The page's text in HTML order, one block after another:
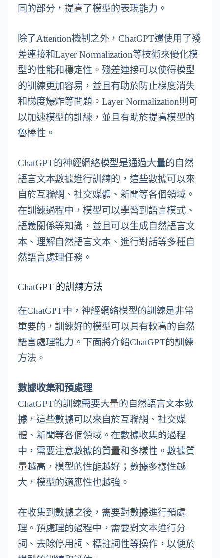
同的部分，提高了模型的表現能力。
除了Attention機制之外，ChatGPT還使用了殘
差連接和Layer Normalization等技術來優化模
型的性能和穩定性。殘差連接可以使得模型
的訓練更加容易，並且有助於防止梯度消失
和梯度爆炸等問題。Layer Normalization則可
以加速模型的訓練，並且有助於提高模型的
魯棒性。
ChatGPT的神經網絡模型是通過大量的自然
語言文本數據進行訓練的，這些數據可以來
自於互聯網、社交媒體、新聞等各個領域。
在訓練過程中，模型可以學習到語言模式、
語義關係等知識，並且可以生成自然語言文
本、理解自然語言文本、進行對話等多種自
然語言處理任務。
ChatGPT 的訓練方法
在ChatGPT中，神經網絡模型的訓練是非常
重要的，訓練好的模型可以具有較高的自然
語言處理能力。下面將介紹ChatGPT的訓練
方法。
數據收集和預處理
ChatGPT的訓練需要大量的自然語言文本數
據，這些數據可以來自於互聯網、社交媒
體、新聞等各個領域。在數據收集的過程
中，需要注意數據的質量和多樣性。數據質
量越高，模型的性能越好；數據多樣性越
大，模型的適應性也越強。
在收集到數據之後，需要對數據進行預處
理。預處理的過程中，需要對文本進行分
詞、去除停用詞、標註詞性等操作，以便於